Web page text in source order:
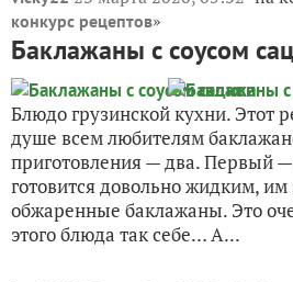
конкурс рецептов»
Баклажаны с соусом
Блюдо грузинской кухни. Этот
душе всем любителям
приготовления — два. Первый —
готовится довольно жидким, им
обжаренные баклажаны. Это
этого блюда так себе… А...